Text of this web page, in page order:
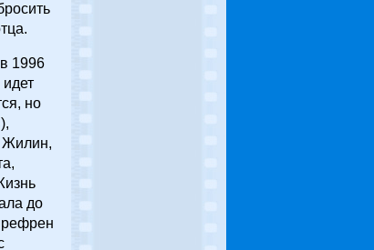
1996
но
Жилин,
до
рефрен